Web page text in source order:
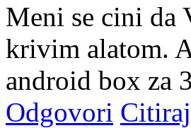
Meni se cini da
krivim alatom.
android box za
Odgovori Citiraj